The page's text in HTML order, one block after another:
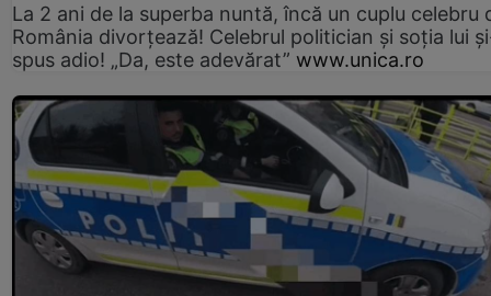
La 2 ani de la superba nuntă, încă un cuplu celebru
România divorțează! Celebrul politician și soția lui
spus adio! „Da, este adevărat” www.unica.ro